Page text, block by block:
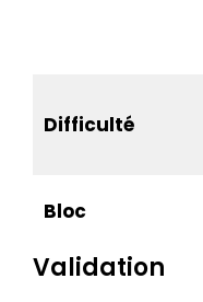
Difficulté
Bloc
Validation